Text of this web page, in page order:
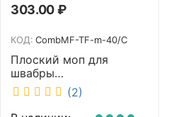
303.00₽
КОД: CombMF-TF-m-40/C
Плоский моп для
швабры
комбинированный ухо-
карман бежевый 40 см
NV CombMF-TF-m-40/C
(2)